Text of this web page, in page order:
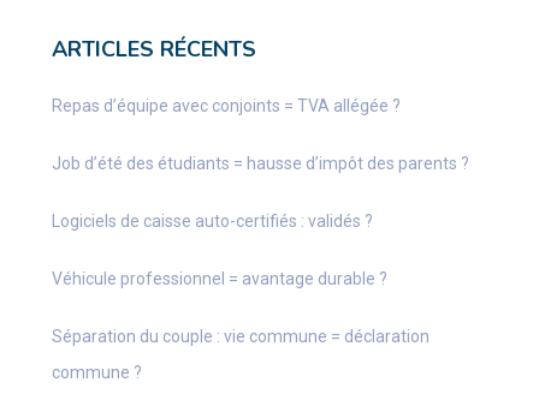
ARTICLES RÉCENTS
Repas d’équipe avec conjoints = TVA allégée ?
Job d’été des étudiants = hausse d’impôt des parents ?
Logiciels de caisse auto-certifiés : validés ?
Véhicule professionnel = avantage durable ?
Séparation du couple : vie commune = déclaration
commune ?